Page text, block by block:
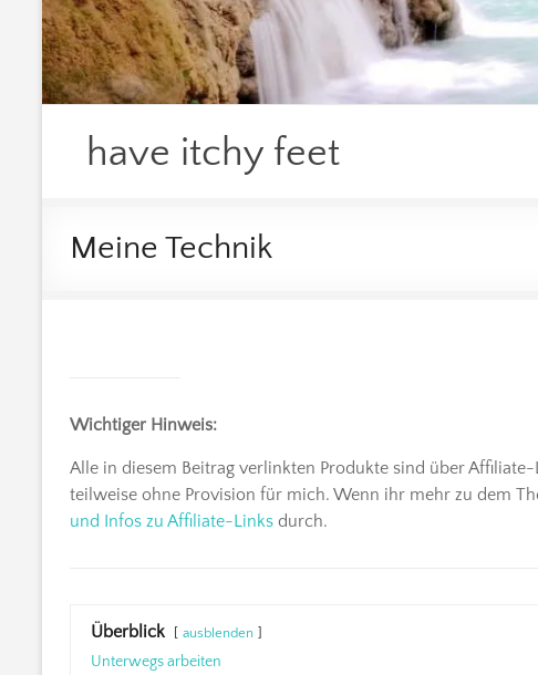
have itchy feet
Meine Technik
Wichtiger Hinweis:
Alle in diesem Beitrag verlinkten Produkte sind über
teilweise ohne Provision für mich. Wenn ihr mehr zu dem
und Infos zu Affiliate-Links durch.
Überblick ausblenden
Unterwegs arbeiten